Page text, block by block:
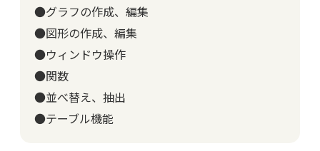
●グラフの作成、編集
●図形の作成、編集
●ウィンドウ操作
●関数
●並べ替え、抽出
●テーブル機能